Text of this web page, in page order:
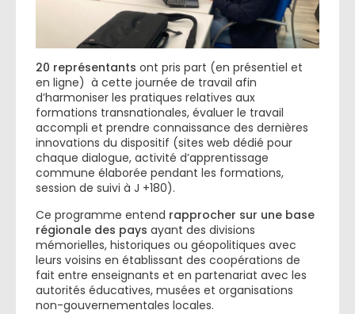
20 représentants ont pris part (en présentiel et
en ligne) à cette journée de travail afin
d’harmoniser les pratiques relatives aux
formations transnationales, évaluer le travail
accompli et prendre connaissance des dernières
innovations du dispositif (sites web dédié pour
chaque dialogue, activité d’apprentissage
commune élaborée pendant les formations,
session de suivi à J +180).
Ce programme entend rapprocher sur une base
régionale des pays ayant des divisions
mémorielles, historiques ou géopolitiques avec
leurs voisins en établissant des coopérations de
fait entre enseignants et en partenariat avec les
autorités éducatives, musées et organisations
non-gouvernementales locales.